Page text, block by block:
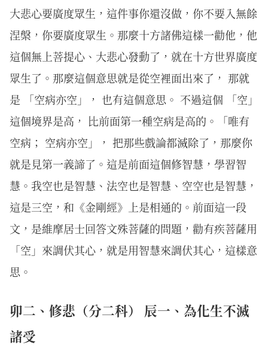
大悲心要廣度眾生，這件事你還沒做，你不要入無餘
涅槃，你要廣度眾生。那麼十方諸佛這樣一勸他，他
這個無上菩提心、大悲心發動了，就在十方世界廣度
眾生了。那麼這個意思就是從空裡面出來了， 那就
是 「空病亦空」， 也有這個意思。 不過這個 「空」
這個境界是高， 比前面第一種空病是高的。「唯有
空病； 空病亦空」， 把那些戲論都滅除了，那麼你
就是見第一義諦了。這是前面這個修智慧，學習智
慧。我空也是智慧、法空也是智慧、空空也是智慧，
這是三空，和《金剛經》上是相通的。前面這一段
文，是維摩居士回答文殊菩薩的問題，勸有疾菩薩用
「空」來調伏其心，就是用智慧來調伏其心，這樣意
思。
卯二、修悲（分二科） 辰一、為化生不滅
諸受